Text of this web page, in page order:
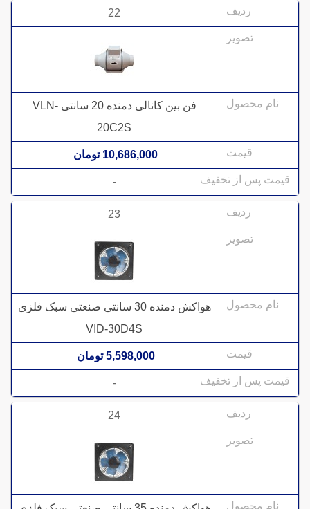
22
فن بین کانالی دمنده 20 سانتی VLN-
20C2S
10,686,000 تومان
-
23
هواکش دمنده 30 سانتی صنعتی سبک فلزی
VID-30D4S
5,598,000 تومان
-
24